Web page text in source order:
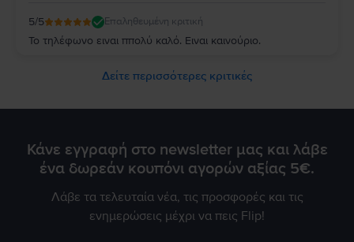
5/5 Επαληθευμένη κριτική
Το τηλέφωνο ειναι ππολύ καλό. Ειναι καινούριο.
Δείτε περισσότερες κριτικές
Κάνε εγγραφή στο newsletter μας και λάβε
ένα δωρεάν κουπόνι αγορών αξίας 5€.
Λάβε τα τελευταία νέα, τις προσφορές και τις
ενημερώσεις μέχρι να πεις Flip!